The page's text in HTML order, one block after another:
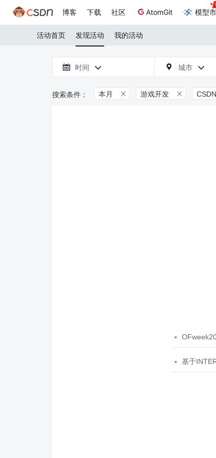
博客 下载 社区 AtomGit 模型
活动首页 发现活动 我的活动
 时间   城市 
本月  游戏开发 

 基于